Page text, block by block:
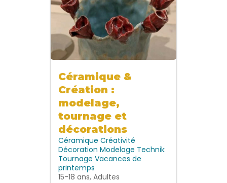
Céramique &
Création :
modelage,
tournage et
décorations
Céramique Créativité
Décoration Modelage Technik
Tournage Vacances de
printemps
15-18 ans, Adultes